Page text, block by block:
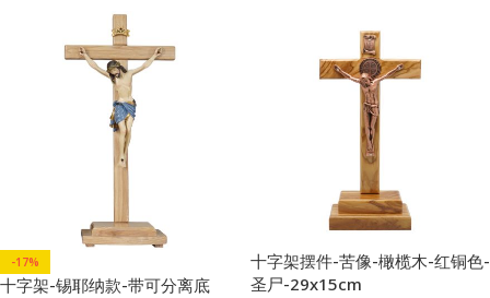
-17%
十字架-锡耶纳款-带可分离底
十字架摆件-苦像-橄榄木-红铜色-
圣尸-29x15cm